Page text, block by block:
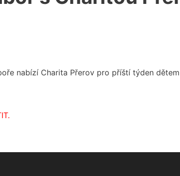
nabízí Charita Přerov pro příští týden